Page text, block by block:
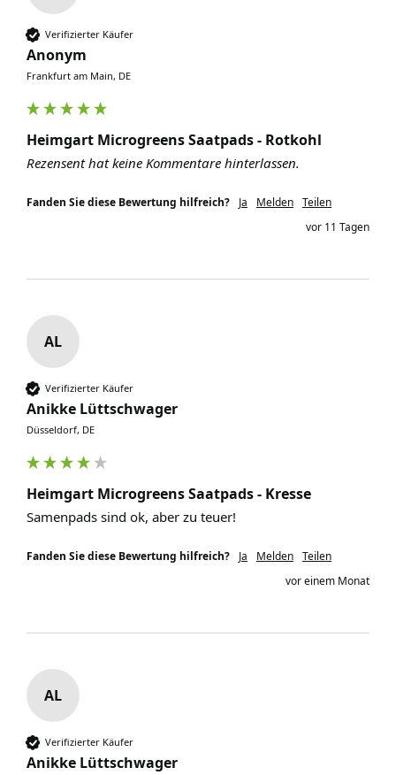
Verifizierter Käufer
Anonym
Frankfurt am Main, DE
Heimgart Microgreens Saatpads - Rotkohl
Rezensent hat keine Kommentare hinterlassen.
Fanden Sie diese Bewertung hilfreich? Ja Melden Teilen
vor 11 Tagen
AL
Verifizierter Käufer
Anikke Lüttschwager
Düsseldorf, DE
Heimgart Microgreens Saatpads - Kresse
Samenpads sind ok, aber zu teuer!
Fanden Sie diese Bewertung hilfreich? Ja Melden Teilen
vor einem Monat
AL
Verifizierter Käufer
Anikke Lüttschwager